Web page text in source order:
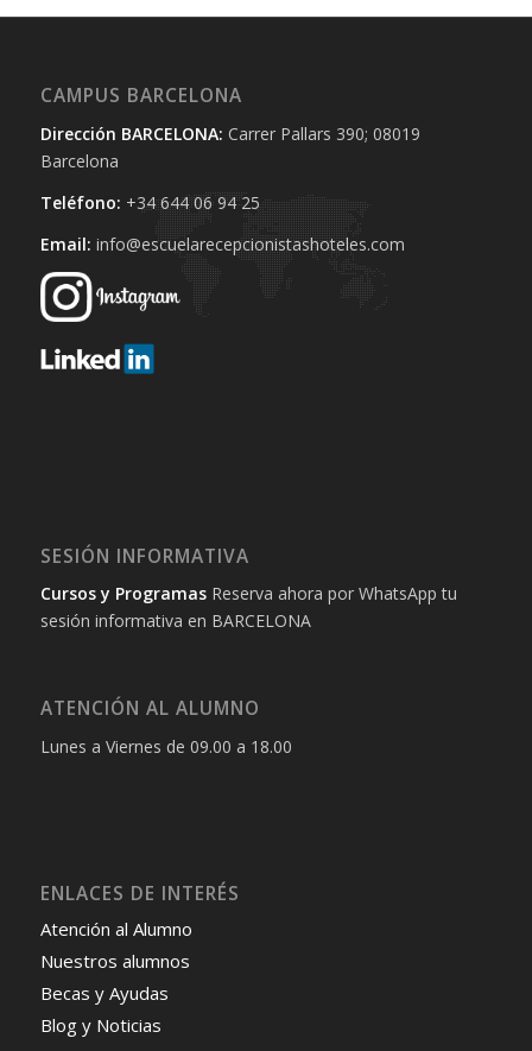
CAMPUS BARCELONA
Dirección BARCELONA: Carrer Pallars 390; 08019
Barcelona
Teléfono: +34 644 06 94 25‬
Email: info@escuelarecepcionistashoteles.com
SESIÓN INFORMATIVA
Cursos y ProgramasReserva ahora por WhatsApp tu
sesión informativa en BARCELONA
ATENCIÓN AL ALUMNO
Lunes a Viernes de 09.00 a 18.00
ENLACES DE INTERÉS
Atención al Alumno
Nuestros alumnos
Becas y Ayudas
Blog y Noticias